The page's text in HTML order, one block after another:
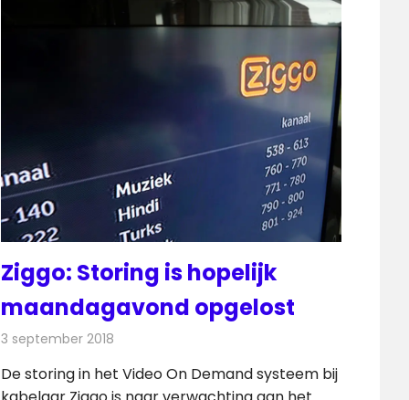
Ziggo: Storing is hopelijk
maandagavond opgelost
3 september 2018
De storing in het Video On Demand systeem bij